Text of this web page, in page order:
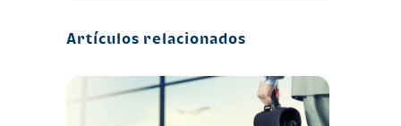
Artículos relacionados